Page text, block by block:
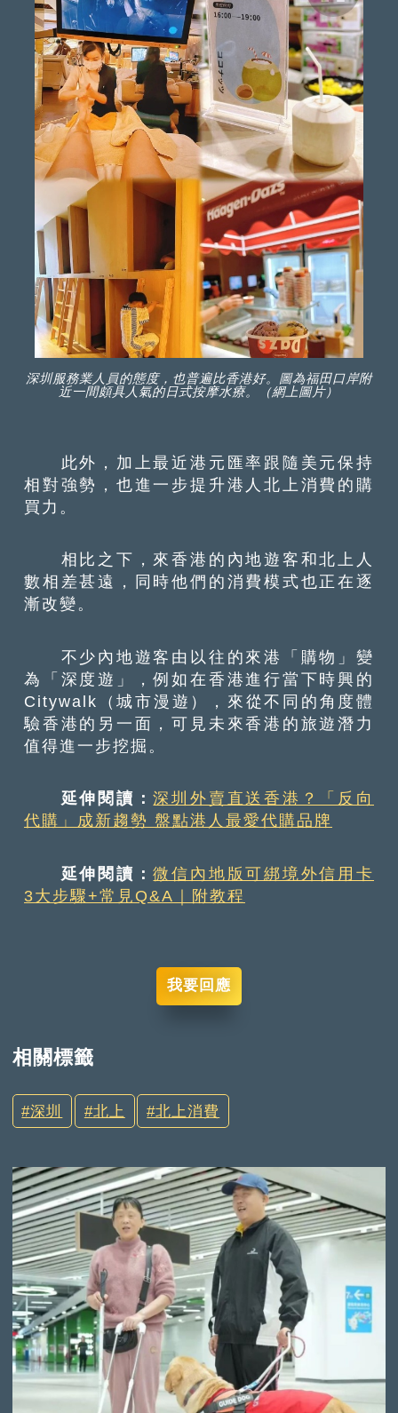
深圳服務業人員的態度，也普遍比香港好。圖為福田口岸附
近一間頗具人氣的日式按摩水療。（網上圖片）
此外，加上最近港元匯率跟隨美元保持
相對強勢，也進一步提升港人北上消費的購
買力。
相比之下，來香港的內地遊客和北上人
數相差甚遠，同時他們的消費模式也正在逐
漸改變。
不少內地遊客由以往的來港「購物」變
為「深度遊」，例如在香港進行當下時興的
Citywalk（城市漫遊），來從不同的角度體
驗香港的另一面，可見未來香港的旅遊潛力
值得進一步挖掘。
延伸閱讀：深圳外賣直送香港？「反向
代購」成新趨勢 盤點港人最愛代購品牌
延伸閱讀：微信內地版可綁境外信用卡
3大步驟+常見Q&A｜附教程
我要回應
相關標籤
深圳 北上 北上消費